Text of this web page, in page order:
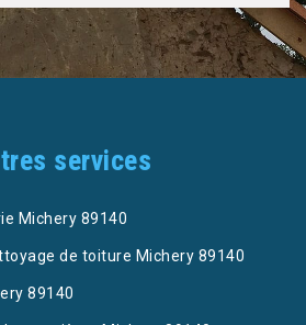
services
Michery 89140
de toiture Michery 89140
89140